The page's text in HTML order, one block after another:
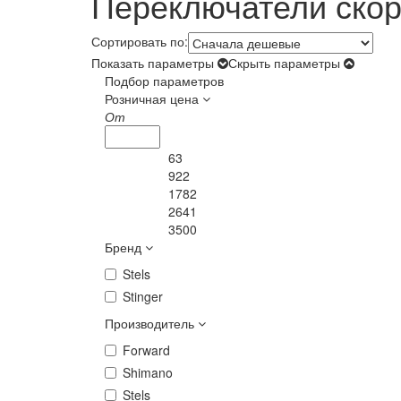
Сортировать по:
Показать параметры
Скрыть параметры
Подбор параметров
Розничная цена
От
63
922
1782
2641
3500
Бренд
Stels
Stinger
Производитель
Forward
Shimano
Stels